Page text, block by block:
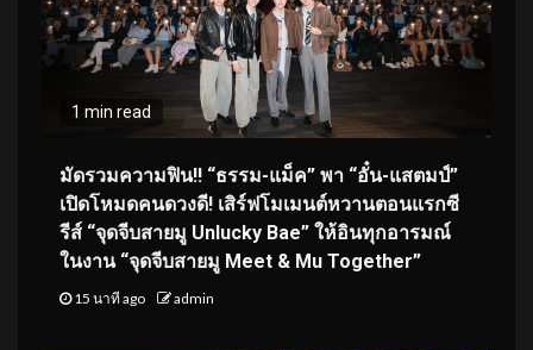
1 min read
มัดรวมความฟิน!! “ธรรม-แม็ค” พา “อั๋น-แสตมป์”
เปิดโหมดคนดวงดี! เสิร์ฟโมเมนต์หวานตอนแรกซี
รีส์ “จุดจีบสายมู Unlucky Bae” ให้อินทุกอารมณ์
ในงาน “จุดจีบสายมู Meet & Mu Together”
15 นาที ago admin